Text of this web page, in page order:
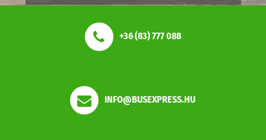
+36 (83) 777 088
INFO@BUSEXPRESS.HU